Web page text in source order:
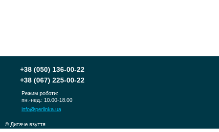
+38 (050) 136-00-22
+38 (067) 225-00-22
Режим роботи:
пн.-нед.: 10.00-18.00
info@perlinka.ua
© Дитяче взуття